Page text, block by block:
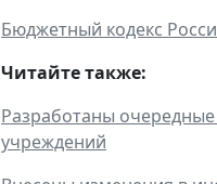
Бюджетный кодекс
Читайте также:
Разработаны
учреждений